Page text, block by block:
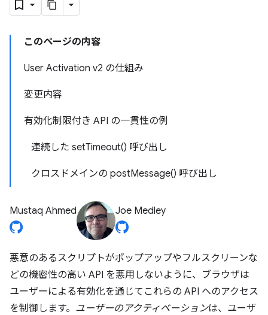
このページの内容
User Activation v2 の仕組み
変更内容
有効化制限付き API の一貫性の例
連続した setTimeout() 呼び出し
クロスドメインの postMessage() 呼び出し
Mustaq Ahmed Joe Medley
悪意のあるスクリプトがポップアップやフルスクリーンな
どの機密性の高い API を悪用しないように、ブラウザは
ユーザーによる有効化を通じてこれらの API へのアクセス
を制御します。 ユーザーのアクティベーションは、ユーザ